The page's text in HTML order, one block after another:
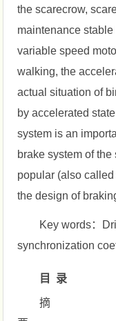
the scarecrow,
maintenance
variable speed
walking, the
actual situation of
by accelerated
system is an
brake system of
popular (also
the design of
Key words：
synchronization
目 录
摘